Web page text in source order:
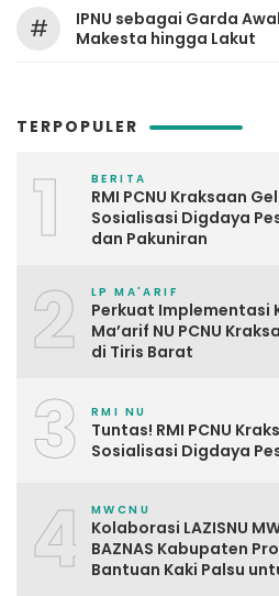
#
IPNU sebagai Garda
Makesta hingga Lakut
TERPOPULER
1 BERITA
RMI PCNU Kraksaan
Sosialisasi Digdaya
dan Pakuniran
2 LP MA'ARIF
Perkuat Implementasi
Ma’arif NU PCNU
di Tiris Barat
3 RMI NU
Tuntas! RMI PCNU
Sosialisasi Digdaya
4 MWCNU
Kolaborasi LAZISNU
BAZNAS Kabupaten
Bantuan Kaki Palsu